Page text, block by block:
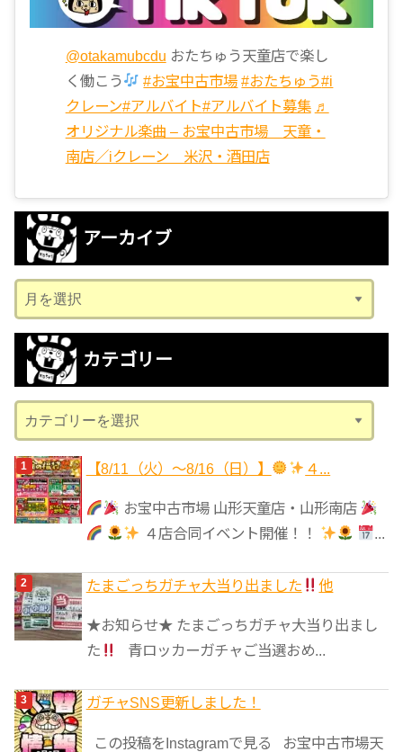
@otakamubcdu おたちゅう天童店で楽し
く働こう
#お宝中古市場 #おたちゅう#i
クレーン#アルバイト#アルバイト募集 ♬
オリジナル楽曲 – お宝中古市場 天童・
南店／iクレーン 米沢・酒田店
アーカイブ
ー
カ
ブ
カテゴリー
テ
ゴ
リ
ー
【8/11（火）～8/16（日）】 ４...
お宝中古市場 山形天童店・山形南店
４店合同イベント開催！！
...
たまごっちガチャ大当り出ました 他
★お知らせ★ たまごっちガチャ大当り出まし
た
青ロッカーガチャご当選おめ...
ガチャSNS更新しました！
この投稿をInstagramで見る お宝中古市場天